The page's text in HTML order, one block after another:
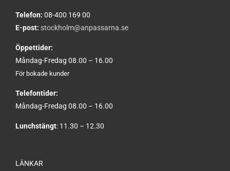
Telefon: 08-400 169 00
E-post: stockholm@anpassarna.se
Öppettider:
Måndag-Fredag 08.00 – 16.00
För bokade kunder
Telefontider:
Måndag-Fredag 08.00 – 16.00
Lunchstängt: 11.30 – 12.30
LÄNKAR